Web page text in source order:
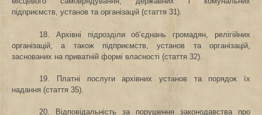
підприємств, установ та організацій (стаття 31).
18. Архівні підрозділи об’єднань громадян, релігійних
організацій, а також підприємств, установ та організацій,
заснованих на приватній формі власності (стаття 32).
19. Платні послуги архівних установ та порядок їх
надання (стаття 35).
20. Відповідальність за порушення законодавства про